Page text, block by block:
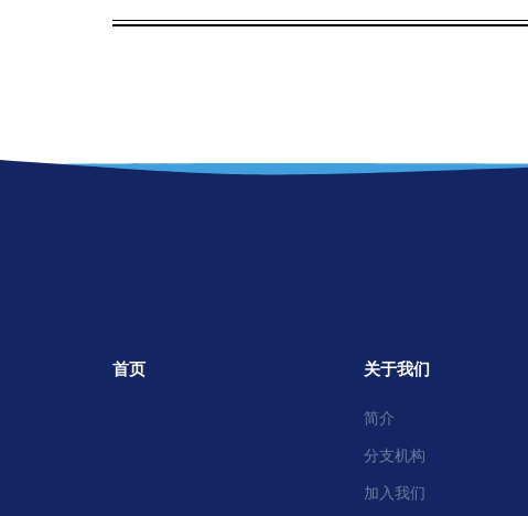
首页 关于我们
简介
分支机构
加入我们